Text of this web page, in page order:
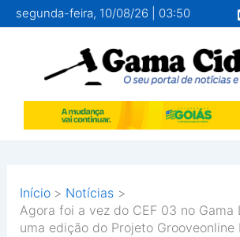
para
conteúdo
segunda-feira, 10/08/26 | 03:50
Início
Notícias
Agora foi a vez do CEF 03 no Gama
uma edição do Projeto Grooveonline